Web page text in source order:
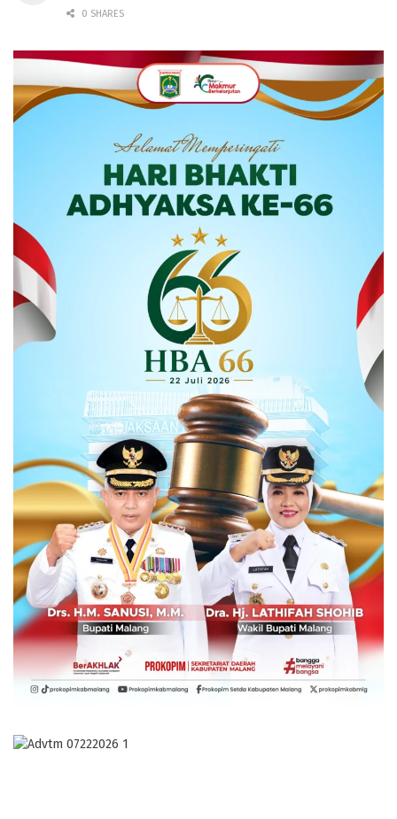
0 SHARES